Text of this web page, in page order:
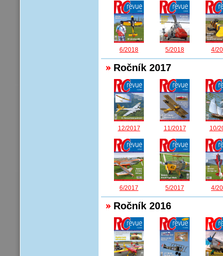
6/2018 5/2018 4/
Ročník 2017
12/2017 11/2017 10/
6/2017 5/2017 4/
Ročník 2016